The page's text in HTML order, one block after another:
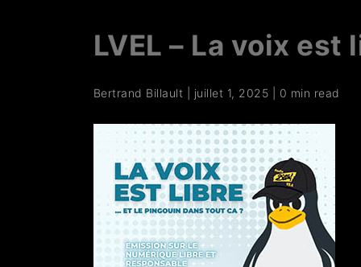
LVEL – La voix
Bertrand Billault juillet 1, 2025 0 min read